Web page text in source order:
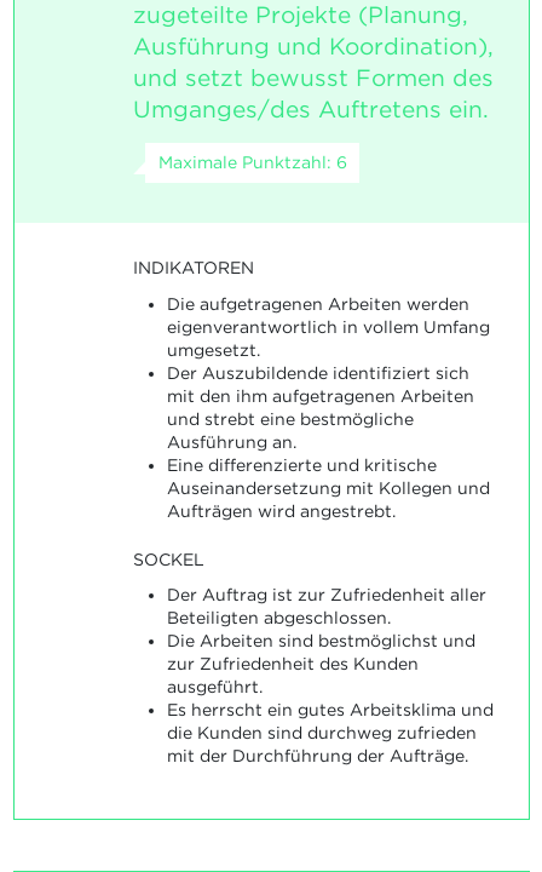
zugeteilte Projekte (Planung,
Ausführung und Koordination),
und setzt bewusst Formen des
Umganges/des Auftretens ein.
Maximale Punktzahl: 6
INDIKATOREN
Die aufgetragenen Arbeiten werden
eigenverantwortlich in vollem Umfang
umgesetzt.
Der Auszubildende identifiziert sich
mit den ihm aufgetragenen Arbeiten
und strebt eine bestmögliche
Ausführung an.
Eine differenzierte und kritische
Auseinandersetzung mit Kollegen und
Aufträgen wird angestrebt.
SOCKEL
Der Auftrag ist zur Zufriedenheit aller
Beteiligten abgeschlossen.
Die Arbeiten sind bestmöglichst und
zur Zufriedenheit des Kunden
ausgeführt.
Es herrscht ein gutes Arbeitsklima und
die Kunden sind durchweg zufrieden
mit der Durchführung der Aufträge.